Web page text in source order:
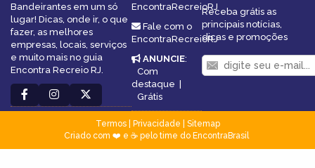
Bandeirantes em um só
lugar! Dicas, onde ir, o que
fazer, as melhores
empresas, locais, serviços
e muito mais no guia
Encontra Recreio RJ.
EncontraRecreioRJ
Fale com o
EncontraRecreioRJ
ANUNCIE:
Com
destaque |
Grátis
Receba grátis as
principais notícias,
dicas e promoções
Termos| Privacidade
Sitemap
Criado com ❤️ e ☕ pelo time do EncontraBrasil